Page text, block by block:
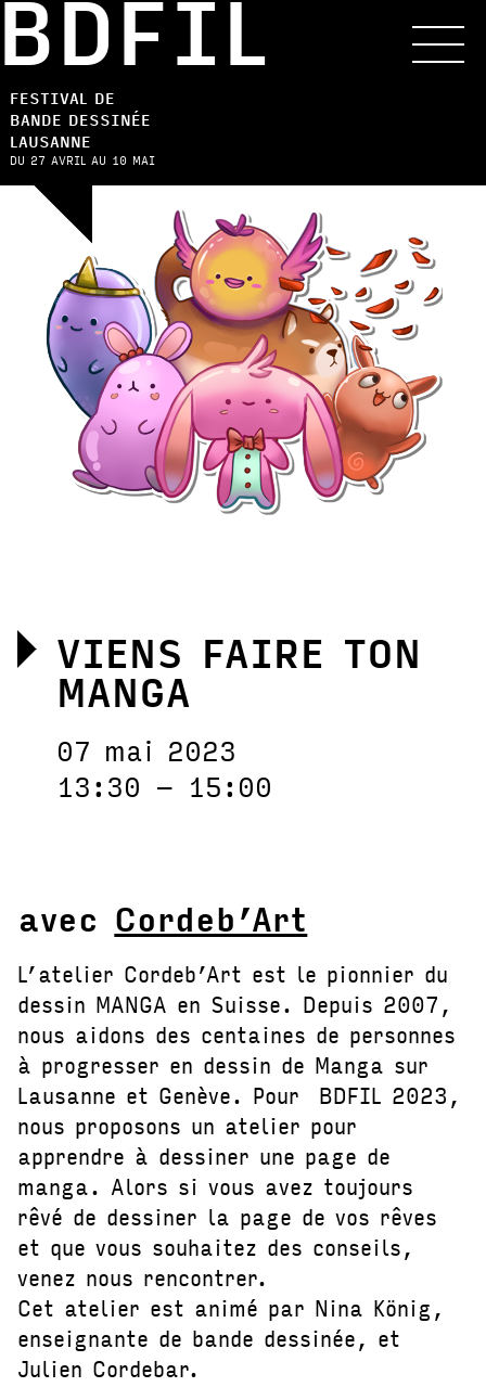
FESTIVAL DE
BANDE DESSINÉE
LAUSANNE
DU 27 AVRIL AU 10 MAI
VIENS FAIRE TON
MANGA
07 mai 2023
13:30 – 15:00
avec Cordeb’Art
L’atelier Cordeb’Art est le pionnier du
dessin MANGA en Suisse. Depuis 2007,
nous aidons des centaines de personnes
à progresser en dessin de Manga sur
Lausanne et Genève. Pour BDFIL 2023,
nous proposons un atelier pour
apprendre à dessiner une page de
manga. Alors si vous avez toujours
rêvé de dessiner la page de vos rêves
et que vous souhaitez des conseils,
venez nous rencontrer.
Cet atelier est animé par Nina König,
enseignante de bande dessinée, et
Julien Cordebar.